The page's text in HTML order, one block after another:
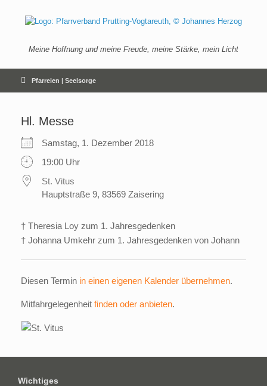
springen
Meine Hoffnung und meine Freude, meine Stärke, mein Licht
Pfarreien | Seelsorge
Hl. Messe
Samstag, 1. Dezember 2018
19:00 Uhr
St. Vitus
Hauptstraße 9, 83569 Zaisering
† Theresia Loy zum 1. Jahresgedenken
† Johanna Umkehr zum 1. Jahresgedenken von Johann
Diesen Termin in einen eigenen Kalender übernehmen.
Mitfahrgelegenheit finden oder anbieten.
Wichtiges